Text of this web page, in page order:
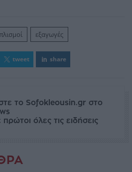
εξαγωγές
tweet share
το Sofokleousin.gr στο
πρώτοι όλες τις ειδήσεις